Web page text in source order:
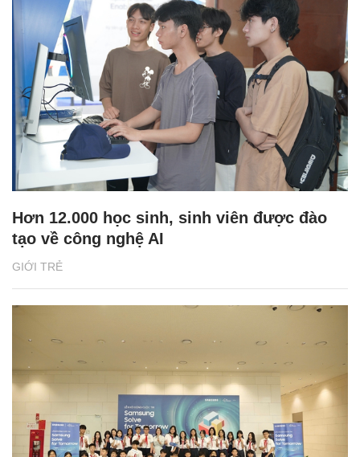
GIỚI TRẺ
Hơn 12.000 học sinh, sinh viên được đào
tạo về công nghệ AI